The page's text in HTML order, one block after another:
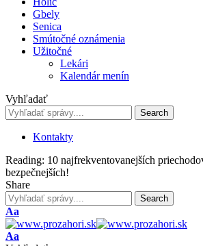
Gbely
Senica
Smútočné oznámenia
Užitočné
Lekári
Kalendár menín
Vyhľadať
Kontakty
Reading: 10 najfrekventovanejších
bezpečnejších!
Share
Font
Resizer
Aa
Font
Aa